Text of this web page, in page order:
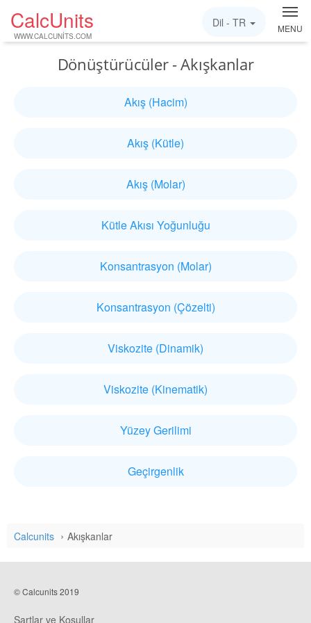
CalcUnits
WWW.CALCUNITS.COM
MENU
Dil - TR
Dönüştürücüler - Akışkanlar
Akış (Hacim)
Akış (Kütle)
Akış (Molar)
Kütle Akısı Yoğunluğu
Konsantrasyon (Molar)
Konsantrasyon (Çözelti)
Viskozite (Dinamik)
Viskozite (Kinematik)
Yüzey Gerilimi
Geçirgenlik
Calcunits Akışkanlar
© Calcunits 2019
Şartlar ve Koşullar